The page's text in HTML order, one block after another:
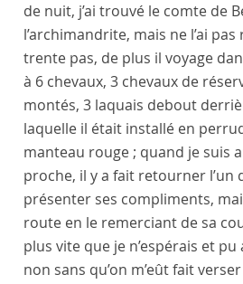
de nuit, j’ai trouvé le comte de
l’archimandrite, mais ne l’ai
trente pas, de plus il voyage
à 6 chevaux, 3 chevaux de
montés, 3 laquais debout
laquelle il était installé en
manteau rouge ; quand je suis
proche, il y a fait retourner l’un
présenter ses compliments,
route en le remerciant de sa
plus vite que je n’espérais et
non sans qu’on m’eût fait